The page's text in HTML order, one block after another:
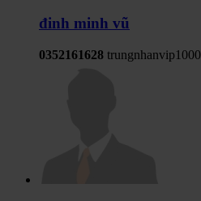
đinh minh vũ
0352161628